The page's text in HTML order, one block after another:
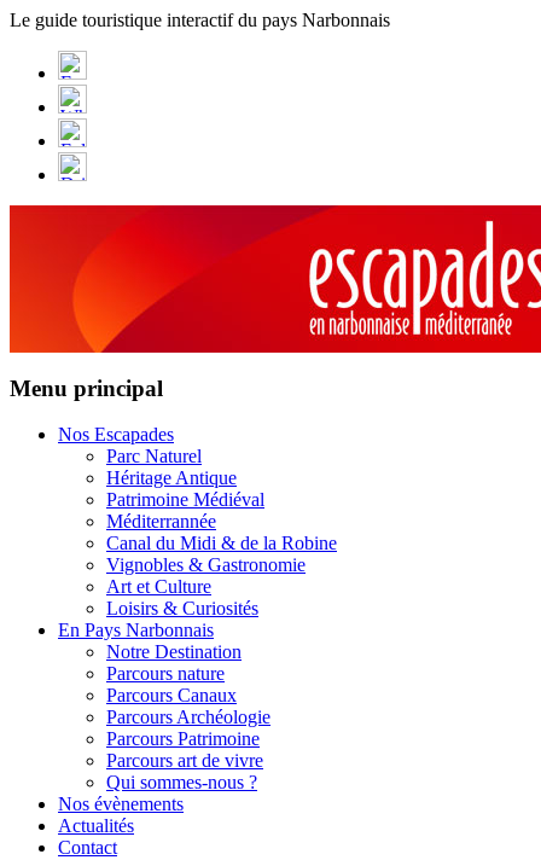
Panneau de gestion des cookies
Le guide touristique interactif du pays Narbonnais
Menu principal
Nos Escapades
Parc Naturel
Héritage Antique
Patrimoine Médiéval
Méditerrannée
Canal du Midi & de la Robine
Vignobles & Gastronomie
Art et Culture
Loisirs & Curiosités
En Pays Narbonnais
Notre Destination
Parcours nature
Parcours Canaux
Parcours Archéologie
Parcours Patrimoine
Parcours art de vivre
Qui sommes-nous ?
Nos évènements
Actualités
Contact